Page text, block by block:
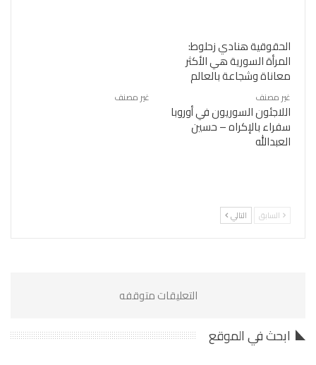
الحقوقية هنادي زحلوط:
المرأة السورية هي الأكثر
معاناة وشجاعة بالعالم
غير مصنف
اللاجئون السوريون في أوروبا
سفراء بالإكراه – حسين
العبدالله
غير مصنف
السابق التالي
التعليقات متوقفه
ابحث في الموقع